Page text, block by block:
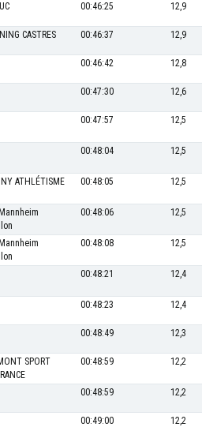
00:46:25 12,9
CASTRES 00:46:37 12,9
00:46:42 12,8
00:47:30 12,6
00:47:57 12,5
00:48:04 12,5
ATHLÉTISME
00:48:05 12,5
00:48:06 12,5
00:48:08 12,5
00:48:21 12,4
00:48:23 12,4
00:48:49 12,3
SPORT
00:48:59 12,2
00:48:59 12,2
00:49:00 12,2